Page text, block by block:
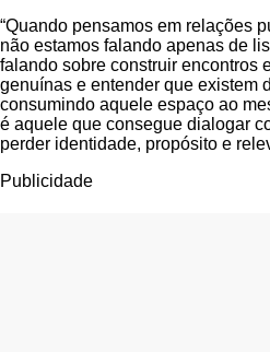
“Quando pensamos em relações
não estamos falando apenas de
falando sobre construir encontros
genuínas e entender que existem
consumindo aquele espaço ao
é aquele que consegue dialogar
perder identidade, propósito e
Publicidade